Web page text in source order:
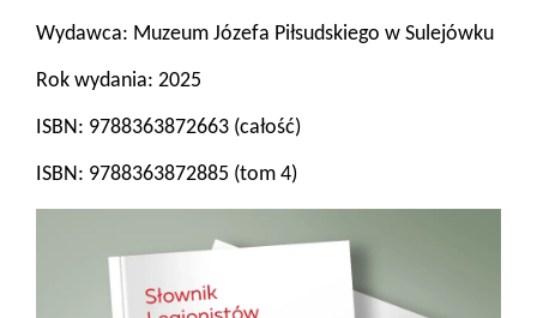
Wydawca: Muzeum Józefa Piłsudskiego w Sulejówku
Rok wydania: 2025
ISBN: 9788363872663 (całość)
ISBN: 9788363872885 (tom 4)